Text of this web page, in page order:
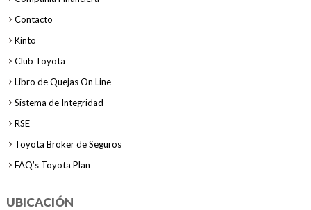
Contacto
Kinto
Club Toyota
Libro de Quejas On Line
Sistema de Integridad
RSE
Toyota Broker de Seguros
FAQ’s Toyota Plan
UBICACIÓN